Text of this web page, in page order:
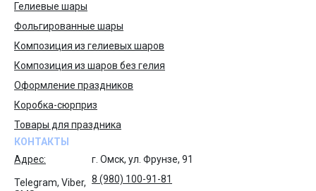
Гелиевые шары
Фольгированные шары
Композиция из гелиевых шаров
Композиция из шаров без гелия
Оформление праздников
Коробка-сюрприз
Товары для праздника
КОНТАКТЫ
Адрес:
г. Омск, ул. Фрунзе, 91
Telegram, Viber, 8 (980) 100-91-81